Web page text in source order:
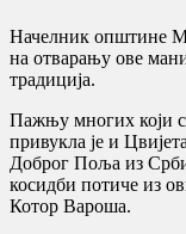
Начелник општине
на отварању ове
традиција.
Пажњу многих који
привукла је и
Доброг Поља из
косидби потиче из
Котор Вароша.